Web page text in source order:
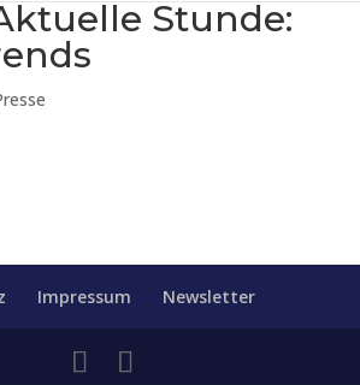
Stunde:
Impressum Newsletter